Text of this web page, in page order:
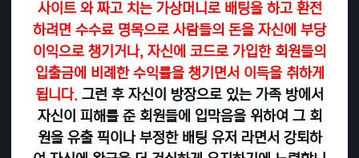
사이트 와 짜고 치는 가상머니로 배팅을 하고 환전
하려면 수수료 명목으로 사람들의 돈을 자신에 부당
이익으로 챙기거나, 자신에 코드로 가입한 회원들의
입출금에 비례한 수익률을 챙기면서 이득을 취하게
됩니다. 그런 후 자신이 방장으로 있는 가족 방에서
자신이 피해를 준 회원들에 입막음을 위하여 그 회
원을 유출 픽이나 부정한 배팅 유저 라면서 강퇴하